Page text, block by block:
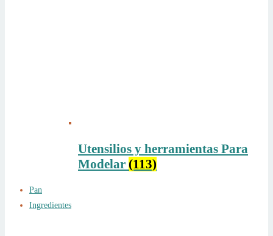
Utensilios y herramientas Para
Modelar (113)
Pan
Ingredientes